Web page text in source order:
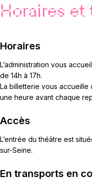
Horaires et
Horaires
L’administration vous
de 14h à 17h.
La billetterie vous accueille
une heure avant chaque
Accès
L’entrée du théâtre est
sur-Seine.
En transports en